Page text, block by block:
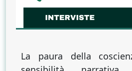
La paura della